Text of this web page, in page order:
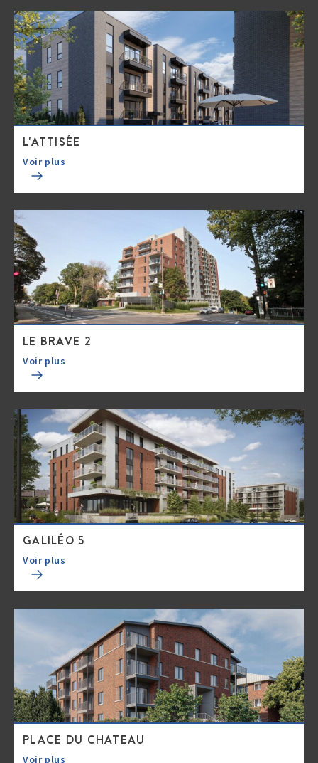
L'ATTISÉE
Voir plus
LE BRAVE 2
Voir plus
GALILÉO 5
Voir plus
PLACE DU CHATEAU
Voir plus